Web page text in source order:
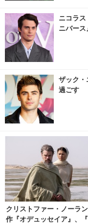
ニコラ
ニバース
ザック・
過ごす
クリストファー・ノーラ
作『オデュッセイア』、